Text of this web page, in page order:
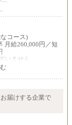
～(※2)、242,000円
円～（※5）
額を表示
※3…28,000円、
〈大阪・兵庫〉
コース)
月給260,000円／短
いません
月給250,000円／短
いません
届けする企業で